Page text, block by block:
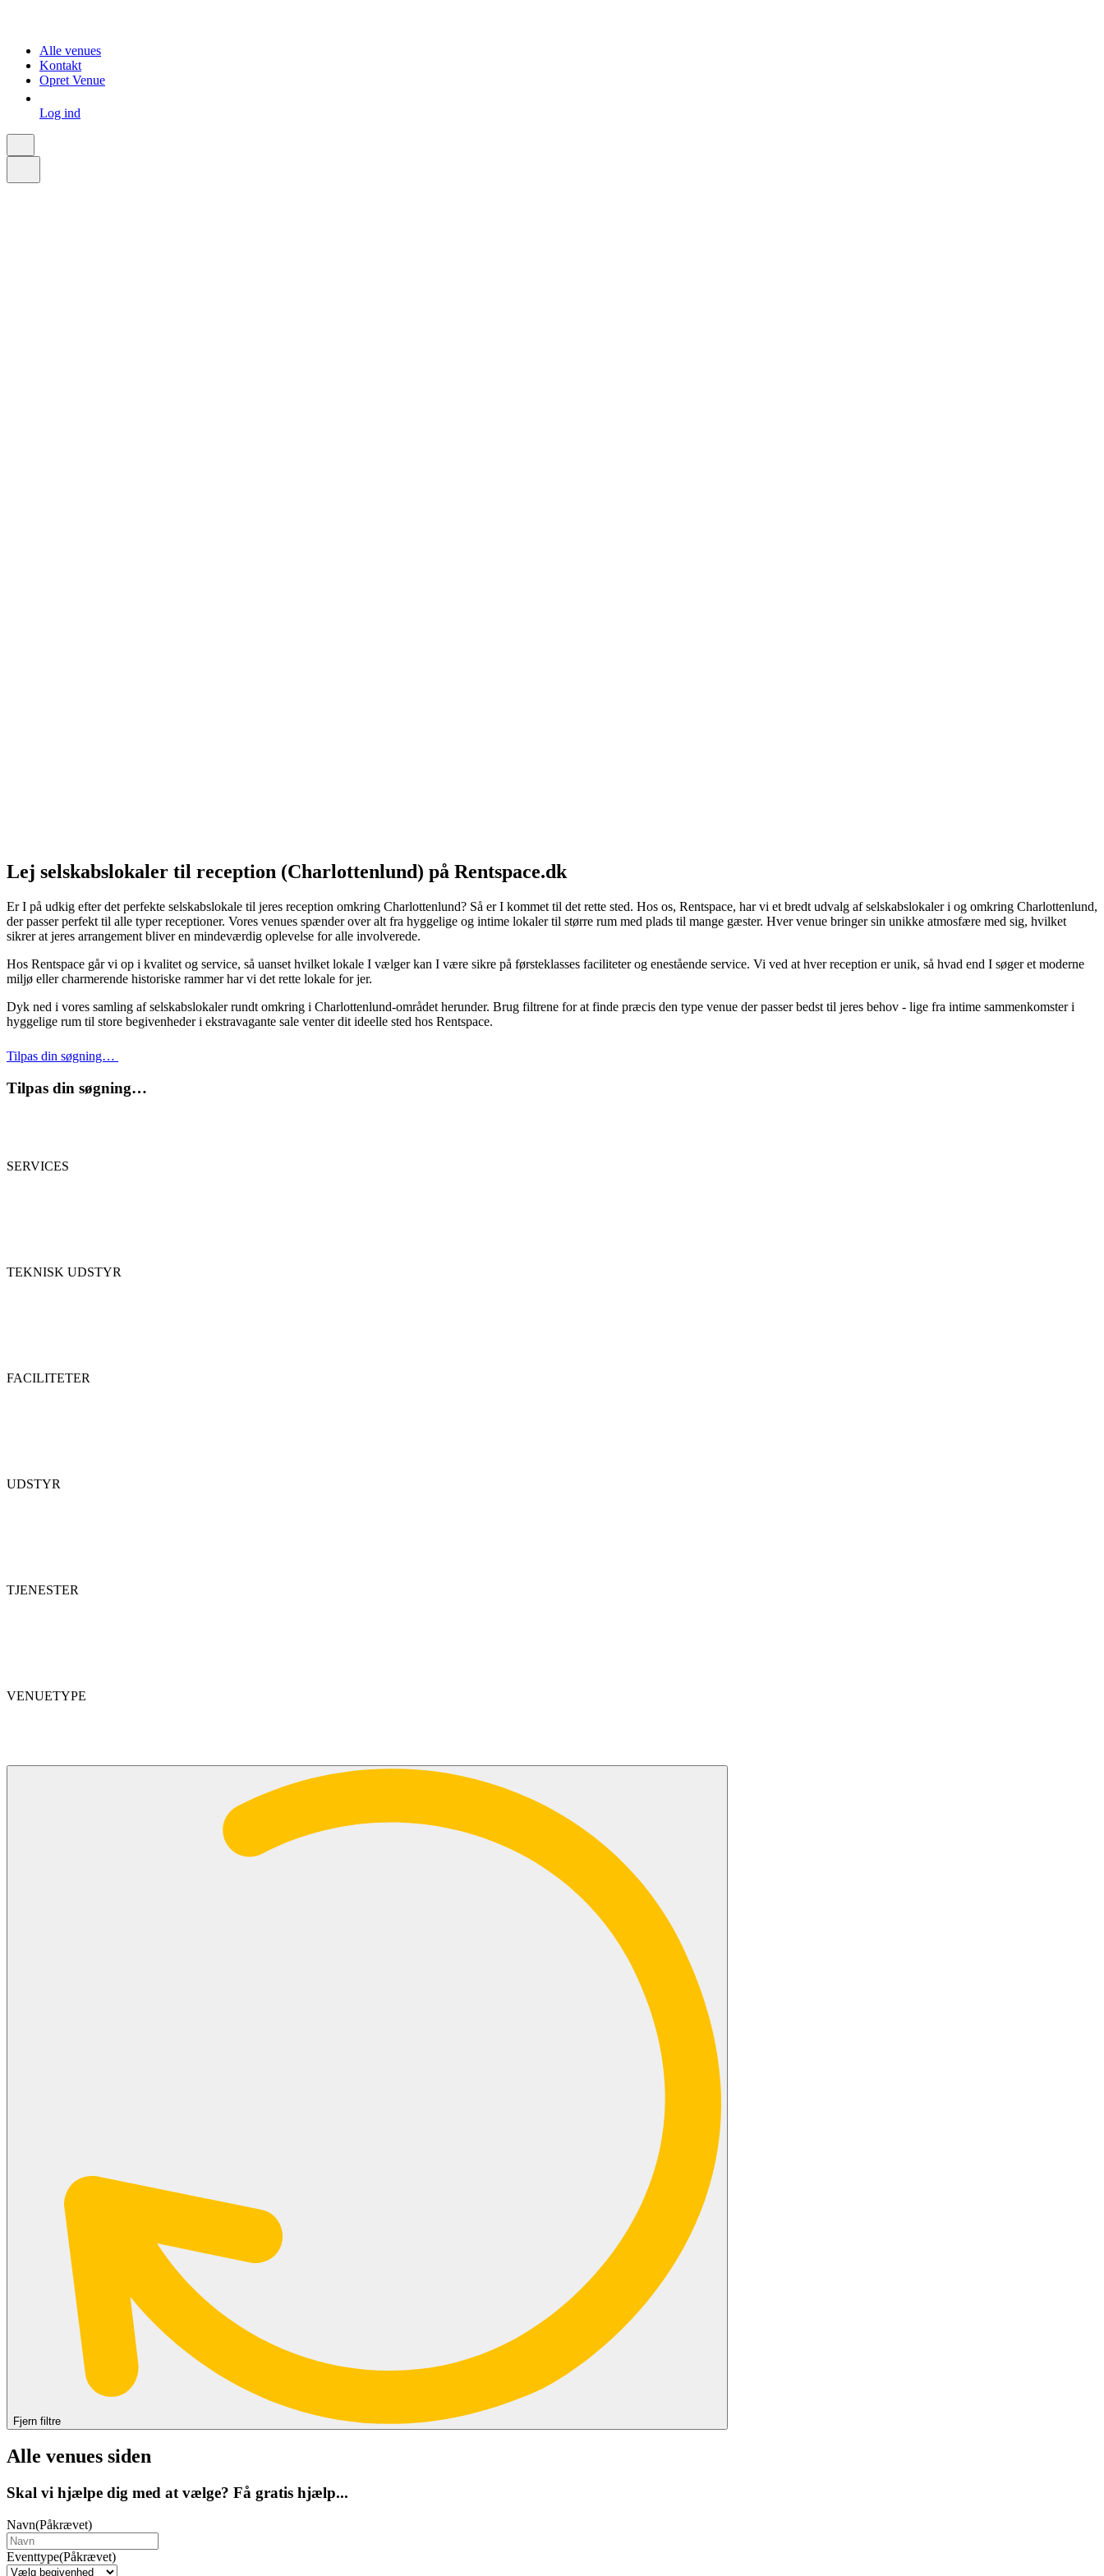
Alle venues
Kontakt
Opret Venue
Log ind
Lej selskabslokaler til reception (Charlottenlund) på Rentspace.dk
Er I på udkig efter det perfekte selskabslokale til jeres reception omkring Charlottenlund? Så er I kommet til det rette sted. Hos os, Rentspace, har vi et bredt udvalg af selskabslokaler i og omkring Charlottenlund,
der passer perfekt til alle typer receptioner. Vores venues spænder over alt fra hyggelige og intime lokaler til større rum med plads til mange gæster. Hver venue bringer sin unikke atmosfære med sig, hvilket
sikrer at jeres arrangement bliver en mindeværdig oplevelse for alle involverede.
Hos Rentspace går vi op i kvalitet og service, så uanset hvilket lokale I vælger kan I være sikre på førsteklasses faciliteter og enestående service. Vi ved at hver reception er unik, så hvad end I søger et moderne
miljø eller charmerende historiske rammer har vi det rette lokale for jer.
Dyk ned i vores samling af selskabslokaler rundt omkring i Charlottenlund-området herunder. Brug filtrene for at finde præcis den type venue der passer bedst til jeres behov - lige fra intime sammenkomster i
hyggelige rum til store begivenheder i ekstravagante sale venter dit ideelle sted hos Rentspace.
Tilpas din søgning…
Tilpas din søgning…
SERVICES
TEKNISK UDSTYR
FACILITETER
UDSTYR
TJENESTER
VENUETYPE
Fjern filtre
Alle venues siden
Skal vi hjælpe dig med at vælge? Få gratis hjælp...
Navn(Påkrævet)
Eventtype(Påkrævet)